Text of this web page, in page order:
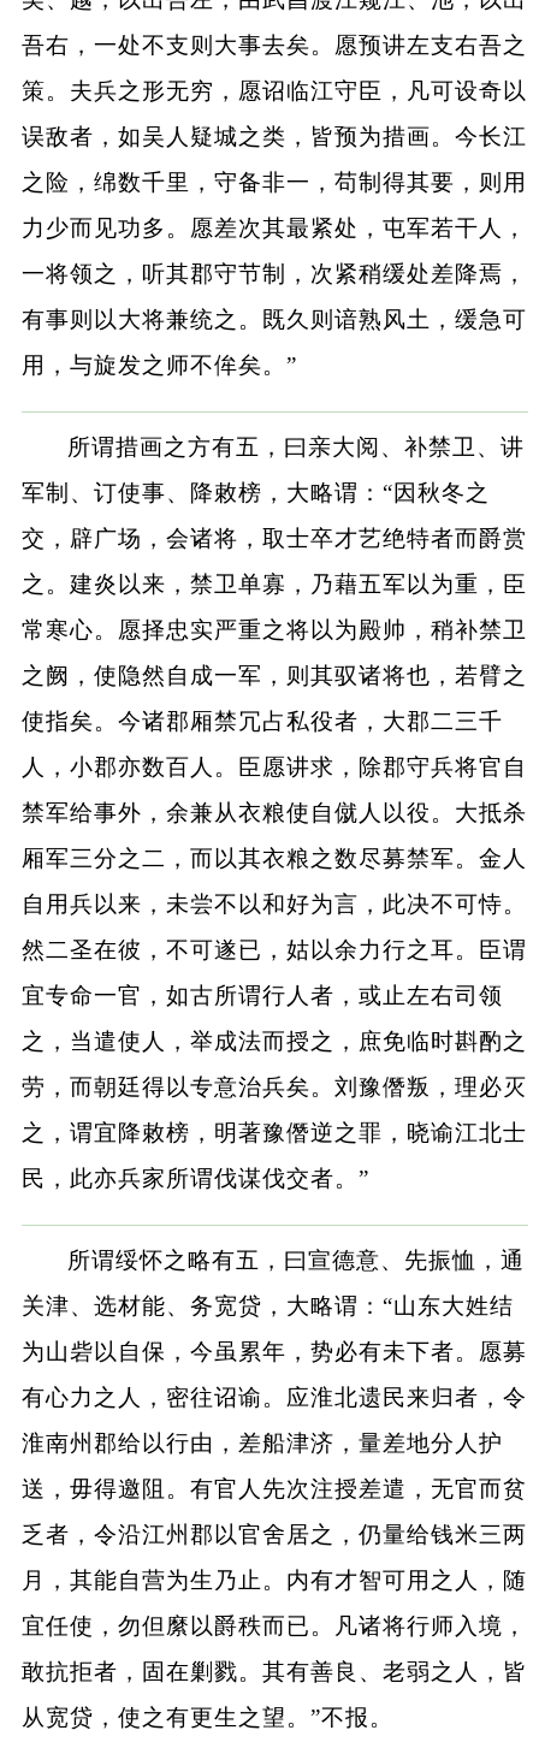
吾右，一处不支则大事去矣。愿预讲左支右吾之
策。夫兵之形无穷，愿诏临江守臣，凡可设奇以
误敌者，如吴人疑城之类，皆预为措画。今长江
之险，绵数千里，守备非一，苟制得其要，则用
力少而见功多。愿差次其最紧处，屯军若干人，
一将领之，听其郡守节制，次紧稍缓处差降焉，
有事则以大将兼统之。既久则谙熟风土，缓急可
用，与旋发之师不侔矣。”
所谓措画之方有五，曰亲大阅、补禁卫、讲
军制、订使事、降敕榜，大略谓：“因秋冬之
交，辟广场，会诸将，取士卒才艺绝特者而爵赏
之。建炎以来，禁卫单寡，乃藉五军以为重，臣
常寒心。愿择忠实严重之将以为殿帅，稍补禁卫
之阙，使隐然自成一军，则其驭诸将也，若臂之
使指矣。今诸郡厢禁冗占私役者，大郡二三千
人，小郡亦数百人。臣愿讲求，除郡守兵将官自
禁军给事外，余兼从衣粮使自僦人以役。大抵杀
厢军三分之二，而以其衣粮之数尽募禁军。金人
自用兵以来，未尝不以和好为言，此决不可恃。
然二圣在彼，不可遂已，姑以余力行之耳。臣谓
宜专命一官，如古所谓行人者，或止左右司领
之，当遣使人，举成法而授之，庶免临时斟酌之
劳，而朝廷得以专意治兵矣。刘豫僭叛，理必灭
之，谓宜降敕榜，明著豫僭逆之罪，晓谕江北士
民，此亦兵家所谓伐谋伐交者。”
所谓绥怀之略有五，曰宣德意、先振恤，通
关津、选材能、务宽贷，大略谓：“山东大姓结
为山砦以自保，今虽累年，势必有未下者。愿募
有心力之人，密往诏谕。应淮北遗民来归者，令
淮南州郡给以行由，差船津济，量差地分人护
送，毋得邀阻。有官人先次注授差遣，无官而贫
乏者，令沿江州郡以官舍居之，仍量给钱米三两
月，其能自营为生乃止。内有才智可用之人，随
宜任使，勿但縻以爵秩而已。凡诸将行师入境，
敢抗拒者，固在剿戮。其有善良、老弱之人，皆
从宽贷，使之有更生之望。”不报。